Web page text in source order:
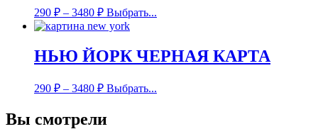
290 ₽ – 3480 ₽ Выбрать...
НЬЮ ЙОРК ЧЕРНАЯ КАРТА
290 ₽ – 3480 ₽ Выбрать...
Вы смотрели